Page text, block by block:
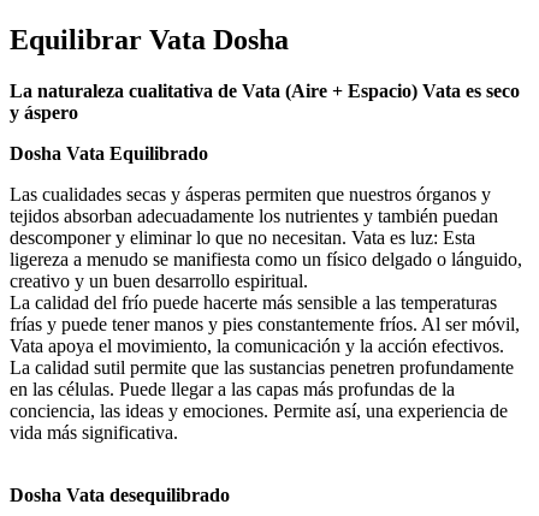
Equilibrar Vata Dosha
La naturaleza cualitativa de Vata (Aire + Espacio) Vata es seco
y áspero
Dosha Vata Equilibrado
Las cualidades secas y ásperas permiten que nuestros órganos y
tejidos absorban adecuadamente los nutrientes y también puedan
descomponer y eliminar lo que no necesitan. Vata es luz: Esta
ligereza a menudo se manifiesta como un físico delgado o lánguido,
creativo y un buen desarrollo espiritual.
La calidad del frío puede hacerte más sensible a las temperaturas
frías y puede tener manos y pies constantemente fríos. Al ser móvil,
Vata apoya el movimiento, la comunicación y la acción efectivos.
La calidad sutil permite que las sustancias penetren profundamente
en las células. Puede llegar a las capas más profundas de la
conciencia, las ideas y emociones. Permite así, una experiencia de
vida más significativa.
Dosha Vata desequilibrado